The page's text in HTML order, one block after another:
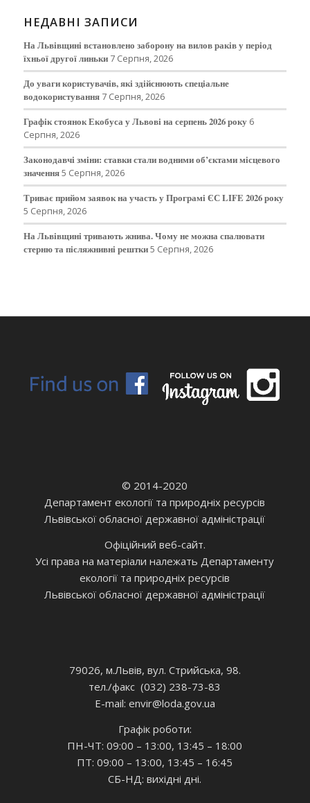
НЕДАВНІ ЗАПИСИ
На Львівщині встановлено заборону на вилов раків у період
їхньої другої линьки 7 Серпня, 2026
До уваги користувачів, які здійснюють спеціальне
водокористування 7 Серпня, 2026
Графік стоянок Екобуса у Львові на серпень 2026 року 6
Серпня, 2026
Законодавчі зміни: ставки стали водними об’єктами місцевого
значення5 Серпня, 2026
Триває прийом заявок на участь у Програмі ЄС LIFE 2026 року
5 Серпня, 2026
На Львівщині тривають жнива. Чому не можна спалювати
стерню та післяжнивні рештки5 Серпня, 2026
© 2014-2020
Департамент екології та природніх ресурсів
Львівської обласної державної адміністрації
Офіційний веб-сайт.
Усі права на матеріали належать Департаменту
екології та природніх ресурсів
Львівської обласної державної адміністрації
79026, м.Львів, вул. Стрийська, 98.
тел./факс (032) 238-73-83
E-mail: envir@loda.gov.ua
Графік роботи:
ПН-ЧТ: 09:00 – 13:00, 13:45 – 18:00
ПТ: 09:00 – 13:00, 13:45 – 16:45
СБ-НД: вихідні дні.